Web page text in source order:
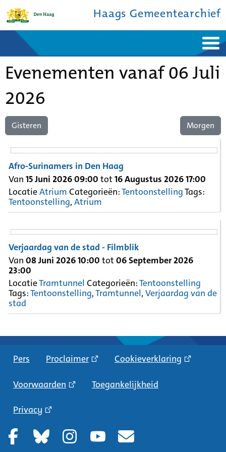
Haags Gemeentearchief
Nieuws
Ontdek de stad
De studiezaal
Over ons
Contact
Evenementen vanaf 06 Juli
2026
Gisteren Morgen
Afro-Surinamers in Den Haag
Van15 Juni 2026 09:00 tot16 Augustus 2026 17:00
LocatieAtrium Categorieën:TentoonstellingTags:
Tentoonstelling,Atrium
Verjaardag van de stad - Filmblik
Van08 Juni 2026 10:00 tot06 September 2026
23:00
LocatieTramtunnel Categorieën:Tentoonstelling
Tags:Tentoonstelling,Tramtunnel,Verjaardag van de
stad
Pers Proclaimer Cookieverklaring
Voorwaarden Toegankelijkheid
Privacy